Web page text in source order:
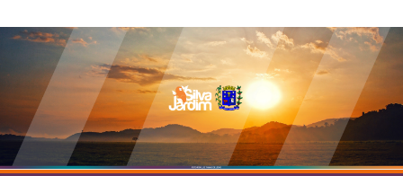
para
conteúdo
Silva
Jardim